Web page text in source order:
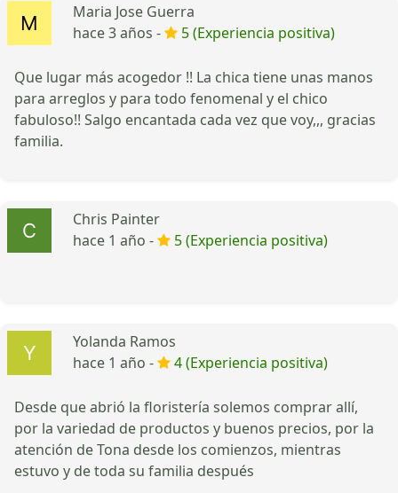
Maria Jose Guerra
hace 3 años -
5 (Experiencia positiva)
Que lugar más acogedor !! La chica tiene unas manos
para arreglos y para todo fenomenal y el chico
fabuloso!! Salgo encantada cada vez que voy,,, gracias
familia.
Chris Painter
hace 1 año -
5 (Experiencia positiva)
Yolanda Ramos
hace 1 año -
4 (Experiencia positiva)
Desde que abrió la floristería solemos comprar allí,
por la variedad de productos y buenos precios, por la
atención de Tona desde los comienzos, mientras
estuvo y de toda su familia después